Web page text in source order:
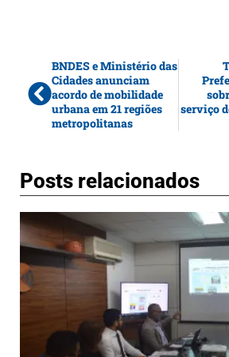
BNDES e Ministério das
Cidades anunciam
acordo de mobilidade
urbana em 21 regiões
metropolitanas
serviço
Posts relacionados